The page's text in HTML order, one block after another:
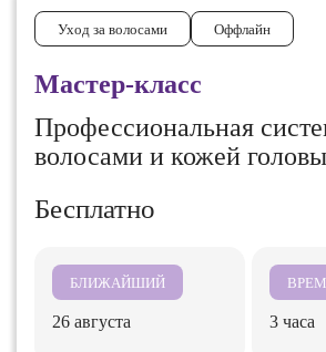
Уход за волосами Оффлайн
Мастер-класс
Профессиональная
волосами и кожей головы
Бесплатно
БЛИЖАЙШИЙ
26 августа 3 часа